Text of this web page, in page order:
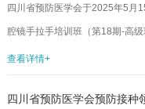
果公示
四川省预防医学会于2025年5月
腔镜手拉手培训班（第18期-高
家单位参加报名，并于2025年5
上公示有异议，请及时以口头或
查看详情+
四川省预防医学会预防接种